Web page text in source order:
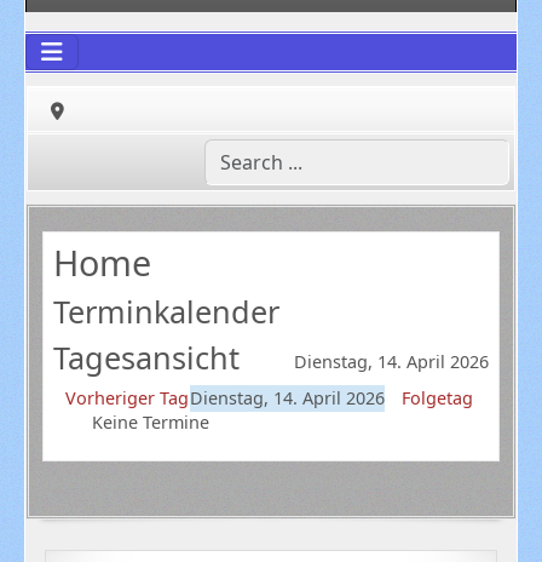
Home
Terminkalender
Tagesansicht
Dienstag, 14. April 2026
Vorheriger TagDienstag, 14. April 2026
Folgetag
Keine Termine